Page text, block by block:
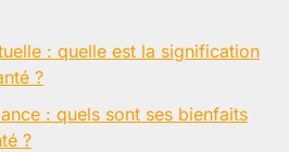
: quelle est la signification
?
: quels sont ses bienfaits
?